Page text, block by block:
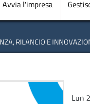
Avvia l'impresa
RILANCIO E
Lun